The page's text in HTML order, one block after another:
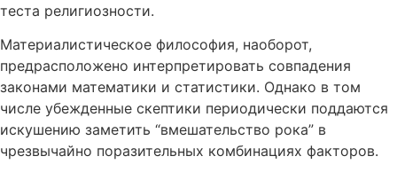
теста религиозности.
Материалистическое философия, наоборот,
предрасположено интерпретировать совпадения
законами математики и статистики. Однако в том
числе убежденные скептики периодически поддаются
искушению заметить “вмешательство рока” в
чрезвычайно поразительных комбинациях факторов.